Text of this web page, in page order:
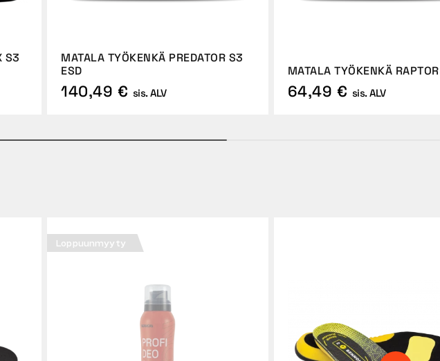
S3
MATALA TYÖKENKÄ PREDATOR S3
ESD
140,49 € sis. ALV
MATALA TYÖKENKÄ
64,49 € sis. ALV
Loppuunmyyty